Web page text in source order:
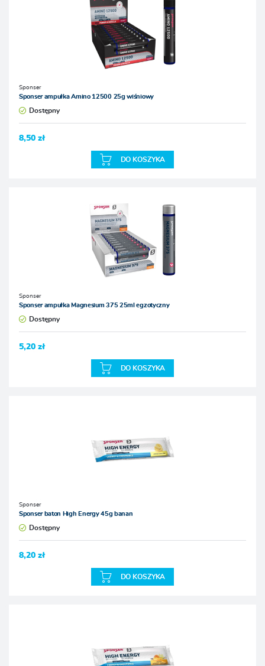
Sponser
Sponser ampułka Amino 12500 25g wiśniowy
Dostępny
8,50 zł
DO KOSZYKA
Sponser
Sponser ampułka Magnesium 375 25ml egzotyczny
Dostępny
5,20 zł
DO KOSZYKA
Sponser
Sponser baton High Energy 45g banan
Dostępny
8,20 zł
DO KOSZYKA